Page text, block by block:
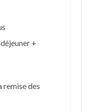
+
remise des